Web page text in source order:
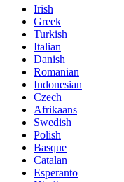
Irish
Greek
Turkish
Italian
Danish
Romanian
Indonesian
Czech
Afrikaans
Swedish
Polish
Basque
Catalan
Esperanto